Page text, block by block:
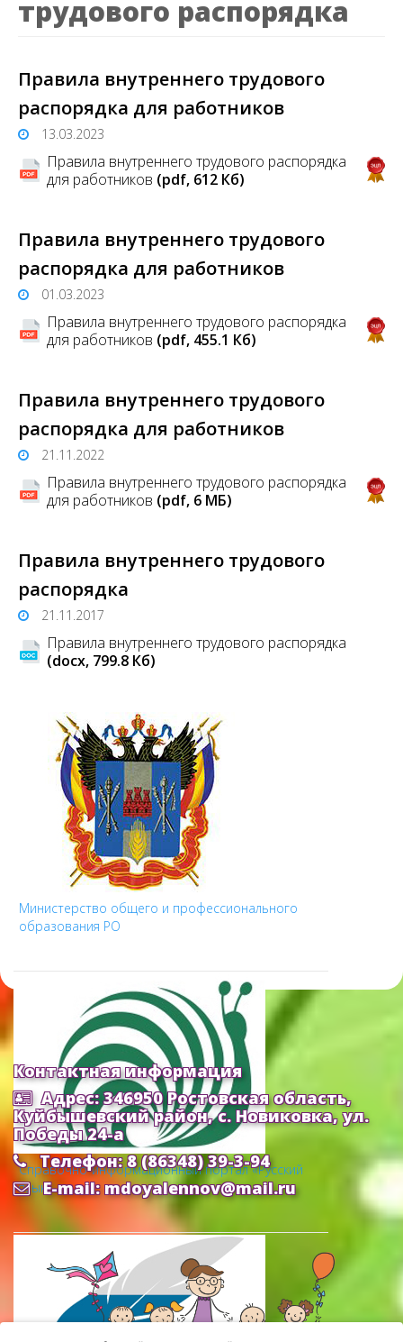
трудового распорядка
Правила внутреннего трудового
распорядка для работников
13.03.2023
Правила внутреннего трудового распорядка
для работников (pdf, 612 Кб)
Правила внутреннего трудового
распорядка для работников
01.03.2023
Правила внутреннего трудового распорядка
для работников (pdf, 455.1 Кб)
Правила внутреннего трудового
распорядка для работников
21.11.2022
Правила внутреннего трудового распорядка
для работников (pdf, 6 MБ)
Правила внутреннего трудового
распорядка
21.11.2017
Правила внутреннего трудового распорядка
(docx, 799.8 Кб)
Министерство общего и профессионального
образования РО
Cправочно-информационный портал «Русский
язык»
Контактная информация
Адрес: 346950 Ростовская область,
Куйбышевский район, с. Новиковка, ул.
Победы 24-а
Телефон: 8 (86348) 39-3-94
E-mail: mdoyalennov@mail.ru